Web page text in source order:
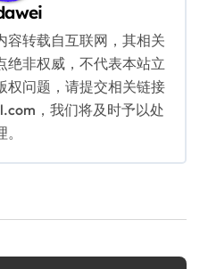
容转载自互联网，其相关
绝非权威，不代表本站立
权问题，请提交相关链接
，我们将及时予以处
。